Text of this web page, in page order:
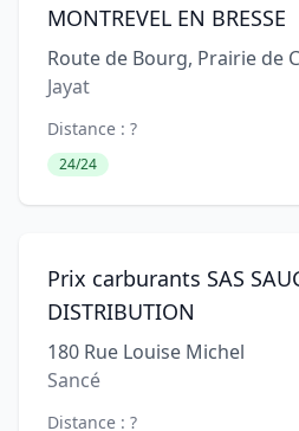
MONTREVEL EN BRESSE
Route de Bourg, Prairie de
Jayat
Distance : ?
24/24
Prix carburants SAS
DISTRIBUTION
180 Rue Louise Michel
Sancé
Distance : ?